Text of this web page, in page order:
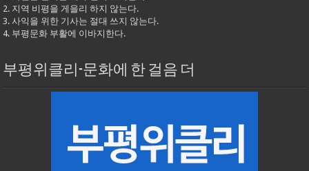
2. 지역 비평을 게을리 하지 않는다.
3. 사익을 위한 기사는 절대 쓰지 않는다.
4. 부평문화 부활에 이바지한다.
부평위클리-문화에 한 걸음 더